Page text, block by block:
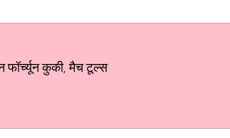
फॉर्च्यून कुकी, मैच टूल्स